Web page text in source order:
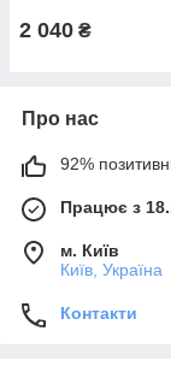
2 040 ₴
Про нас
92%
Працює з
м. Київ
Київ, Україна
Контакти